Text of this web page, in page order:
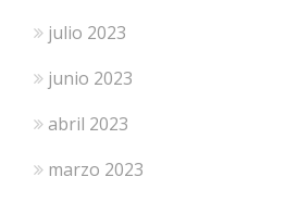
julio 2023
junio 2023
abril 2023
marzo 2023